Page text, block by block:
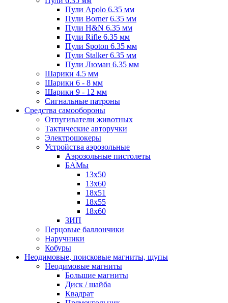
Пули Apolo 6.35 мм
Пули Borner 6.35 мм
Пули H&N 6.35 мм
Пули Rifle 6.35 мм
Пули Spoton 6.35 мм
Пули Stalker 6.35 мм
Пули Люман 6.35 мм
Шарики 4.5 мм
Шарики 6 - 8 мм
Шарики 9 - 12 мм
Сигнальные патроны
Средства самообороны
Отпугиватели животных
Тактические авторучки
Электрошокеры
Устройства аэрозольные
Аэрозольные пистолеты
БАМы
13х50
13х60
18х51
18х55
18х60
ЗИП
Перцовые баллончики
Наручники
Кобуры
Неодимовые, поисковые магниты, щупы
Неодимовые магниты
Большие магниты
Диск / шайба
Квадрат